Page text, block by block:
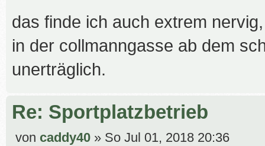
i
t
r
a
das finde ich auch extrem
in der collmanngasse ab dem
unerträglich.
Re: Sportplatzbetrieb
B
von caddy40 » So Jul 01, 2018 20:36